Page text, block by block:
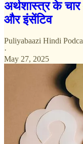
अर्थशास्त्र के
और इंसेंटिव
Puliyabaazi Hindi
·
May 27, 2025